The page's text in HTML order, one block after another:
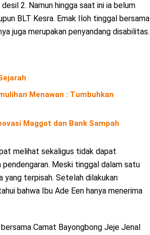
2. Namun hingga saat ini ia belum
BLT Kesra. Emak Iloh tinggal bersama
juga merupakan penyandang disabilitas.
Menawan : Tumbuhkan
Maggot dan Bank Sampah
melihat sekaligus tidak dapat
pendengaran. Meski tinggal dalam satu
yang terpisah. Setelah dilakukan
bahwa Ibu Ade Een hanya menerima
Camat Bayongbong Jeje Jenal